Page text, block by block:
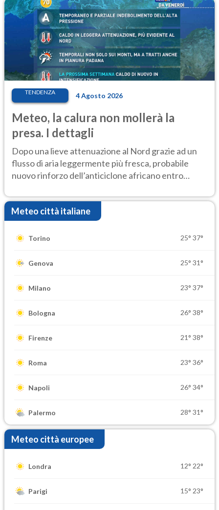
TENDENZA 4 Agosto 2026
Meteo, la calura non mollerà la
presa. I dettagli
Dopo una lieve attenuazione al Nord grazie ad un
flusso di aria leggermente più fresca, probabile
nuovo rinforzo dell’anticiclone africano entro
Meteo città italiane
Torino 25° 37°
Genova 25° 31°
Milano 23° 37°
Bologna 26° 38°
Firenze 21° 38°
Roma 23° 36°
Napoli 26° 34°
Palermo 28° 31°
Meteo città europee
Londra 12° 22°
Parigi 15° 23°